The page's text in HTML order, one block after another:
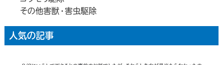
その他害獣・害虫駆除
人気の記事